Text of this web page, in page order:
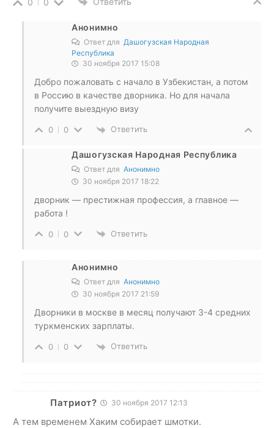
0 0
Анонимно
Ответ для Дашогузская Народная
Республика
30 ноября 2017 15:08
Добро пожаловать с начало в Узбекистан, а потом
в Россию в качестве дворника. Но для начала
получите выездную визу
0 0 Ответить
Дашогузская Народная Республика
Ответ для Анонимно
30 ноября 2017 18:22
дворник — престижная профессия, а главное —
работа !
0 0 Ответить
Анонимно
Ответ для Анонимно
30 ноября 2017 21:59
Дворники в москве в месяц получают 3-4 средних
туркменских зарплаты.
0 0 Ответить
Патриот? 30 ноября 2017 12:13
А тем временем Хаким собирает шмотки.